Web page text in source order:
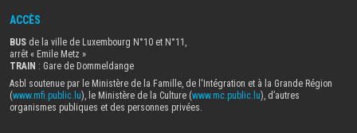
ACCÈS
BUS de la ville de Luxembourg N°10 et N°11,
arrêt « Emile Metz »
TRAIN : Gare de Dommeldange
Asbl soutenue par le Ministère de la Famille, de l'Intégration et à la Grande Région
(www.mfi.public.lu), le Ministère de la Culture (www.mc.public.lu), d’autres
organismes publiques et des personnes privées.